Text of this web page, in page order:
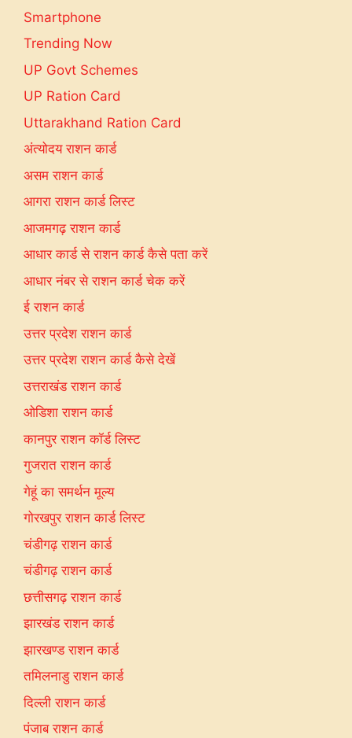
Smartphone
Trending Now
UP Govt Schemes
UP Ration Card
Uttarakhand Ration Card
अंत्योदय राशन कार्ड
असम राशन कार्ड
आगरा राशन कार्ड लिस्ट
आजमगढ़ राशन कार्ड
आधार कार्ड से राशन कार्ड कैसे पता करें
आधार नंबर से राशन कार्ड चेक करें
ई राशन कार्ड
उत्तर प्रदेश राशन कार्ड
उत्तर प्रदेश राशन कार्ड कैसे देखें
उत्तराखंड राशन कार्ड
ओडिशा राशन कार्ड
कानपुर राशन कॉर्ड लिस्ट
गुजरात राशन कार्ड
गेहूं का समर्थन मूल्य
गोरखपुर राशन कार्ड लिस्ट
चंडीगढ़ राशन कार्ड
चंडीगढ़ राशन कार्ड
छत्तीसगढ़ राशन कार्ड
झारखंड राशन कार्ड
झारखण्ड राशन कार्ड
तमिलनाडु राशन कार्ड
दिल्ली राशन कार्ड
पंजाब राशन कार्ड